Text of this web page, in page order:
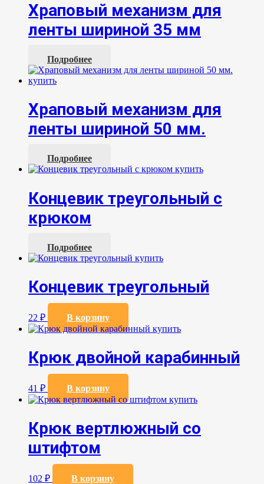
Храповый механизм для
ленты шириной 35 мм
Подробнее
Храповый механизм для
ленты шириной 50 мм.
Подробнее
Концевик треугольный с
крюком
Подробнее
Концевик треугольный
22 ₽ В корзину
Крюк двойной карабинный
41 ₽ В корзину
Крюк вертлюжный со
штифтом
102 ₽ В корзину